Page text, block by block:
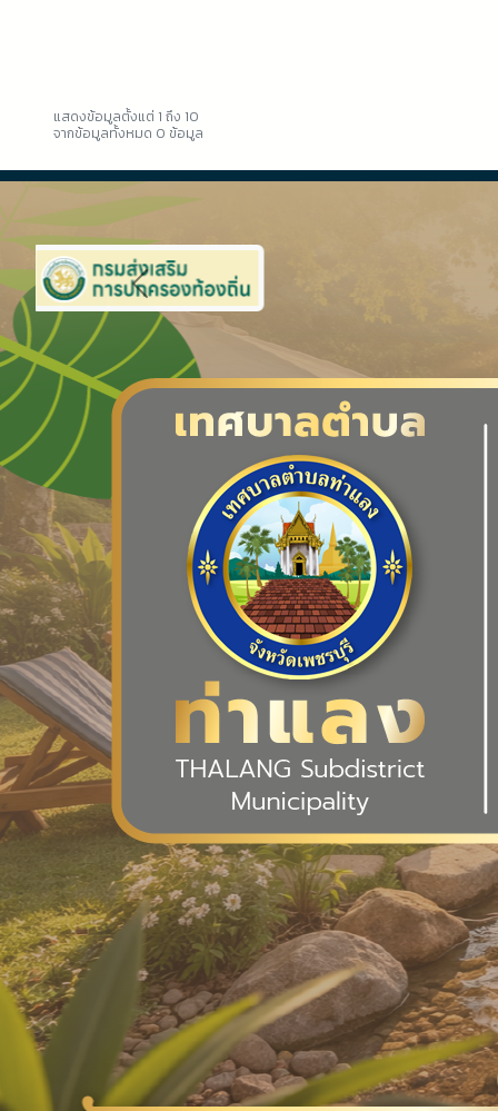
แสดงข้อมูลตั้งแต่ 1 ถึง 10
จากข้อมูลทั้งหมด 0 ข้อมูล
Previous